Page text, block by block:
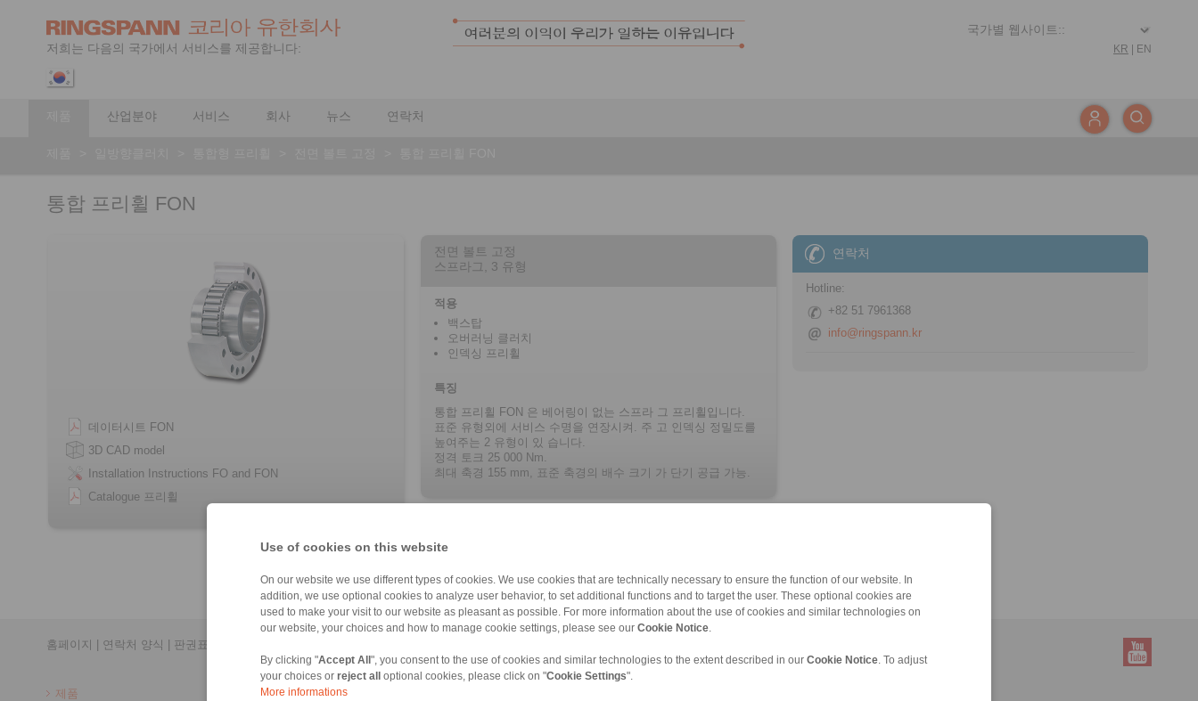
Use of cookies on this website
On our website we use different types of cookies. We use cookies that are technically necessary to ensure the function of our website. In
addition, we use optional cookies to analyze user behavior, to set additional functions and to target the user. These optional cookies are
used to make your visit to our website as pleasant as possible. For more information about the use of cookies and similar technologies on
our website, your choices and how to manage cookie settings, please see our Cookie Notice
By clicking "Accept All ", you consent to the use of cookies and similar technologies to the extent described in our Cookie Notice . To adjust
your choices or reject all optional cookies, please click on "Cookie Settings".
More informations
저희는 다음의 국가에서 서비스를 제공합니다: KR EN
산업분야 서비스 회사 뉴스 연락처
통합 프리휠 FON
데이터시트 FON
3D CAD model
Installation Instructions FO and FON
Catalogue 프리휠
전면 볼트 고정
스프라그, 3 유형
적용
백스탑
오버러닝 클러치
인덱싱 프리휠
특징
통합 프리휠 FON 은 베어링이 없는 스프라 그 프리휠입니다.
표준 유형외에 서비스 수명을 연장시켜. 주 고 인덱싱 정밀도를
높여주는 2 유형이 있 습니다.
정격 토크 25 000 Nm.
최대 축경 155 mm, 표준 축경의 배수 크기 가 단기 공급 가능.
연락처
Hotline:
+82 51 7961368
info@ringspann.kr
홈페이지 연락처 양식 판권표시
제품